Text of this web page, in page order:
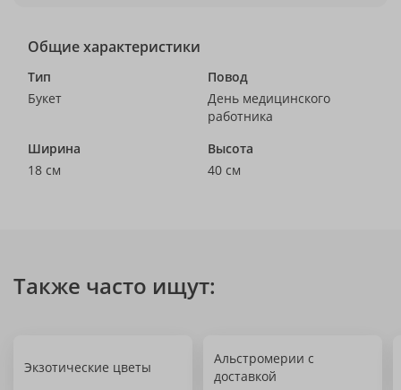
Общие характеристики
Тип
Букет
Повод
День медицинского
работника
Ширина
18 см
Высота
40 см
Также часто ищут:
Экзотические цветы
Альстромерии с
доставкой